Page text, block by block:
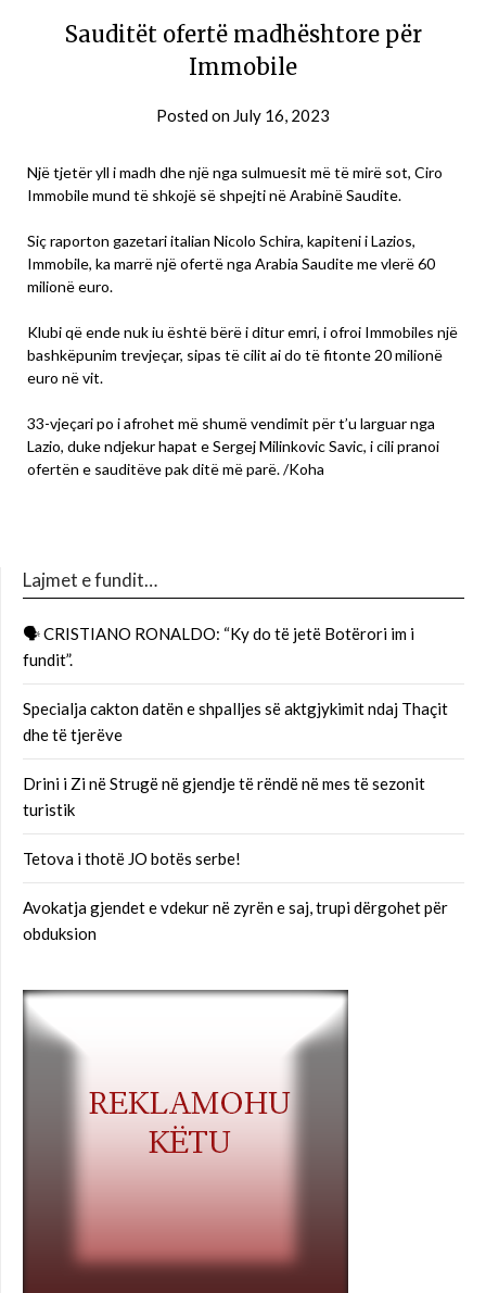
Sauditët ofertë madhështore për
Immobile
Posted on July 16, 2023
Një tjetër yll i madh dhe një nga sulmuesit më të mirë sot, Ciro
Immobile mund të shkojë së shpejti në Arabinë Saudite.
Siç raporton gazetari italian Nicolo Schira, kapiteni i Lazios,
Immobile, ka marrë një ofertë nga Arabia Saudite me vlerë 60
milionë euro.
Klubi që ende nuk iu është bërë i ditur emri, i ofroi Immobiles një
bashkëpunim trevjeçar, sipas të cilit ai do të fitonte 20 milionë
euro në vit.
33-vjeçari po i afrohet më shumë vendimit për t’u larguar nga
Lazio, duke ndjekur hapat e Sergej Milinkovic Savic, i cili pranoi
ofertën e sauditëve pak ditë më parë. /Koha
Lajmet e fundit…
🗣 CRISTIANO RONALDO: “Ky do të jetë Botërori im i
fundit”.
Specialja cakton datën e shpalljes së aktgjykimit ndaj Thaçit
dhe të tjerëve
Drini i Zi në Strugë në gjendje të rëndë në mes të sezonit
turistik
Tetova i thotë JO botës serbe!
Avokatja gjendet e vdekur në zyrën e saj, trupi dërgohet për
obduksion